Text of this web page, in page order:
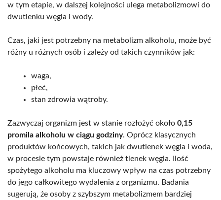
w tym etapie, w dalszej kolejności ulega metabolizmowi do
dwutlenku węgla i wody.
Czas, jaki jest potrzebny na metabolizm alkoholu, może być
różny u różnych osób i zależy od takich czynników jak:
waga,
płeć,
stan zdrowia wątroby.
Zazwyczaj organizm jest w stanie rozłożyć około 0,15
promila alkoholu w ciągu godziny. Oprócz klasycznych
produktów końcowych, takich jak dwutlenek węgla i woda,
w procesie tym powstaje również tlenek węgla. Ilość
spożytego alkoholu ma kluczowy wpływ na czas potrzebny
do jego całkowitego wydalenia z organizmu. Badania
sugerują, że osoby z szybszym metabolizmem bardziej